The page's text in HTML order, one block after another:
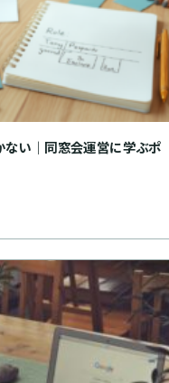
い｜同窓会運営に学ぶポ